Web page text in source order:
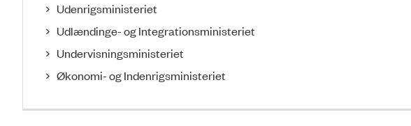
Udenrigsministeriet
Udlændinge- og Integrationsministeriet
Undervisningsministeriet
Økonomi- og Indenrigsministeriet